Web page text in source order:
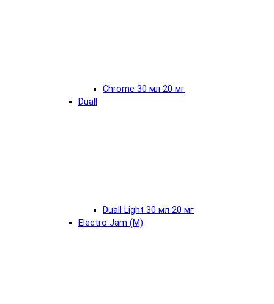
Chrome 30 мл 20 мг
Duall
Duall Light 30 мл 20 мг
Electro Jam (М)